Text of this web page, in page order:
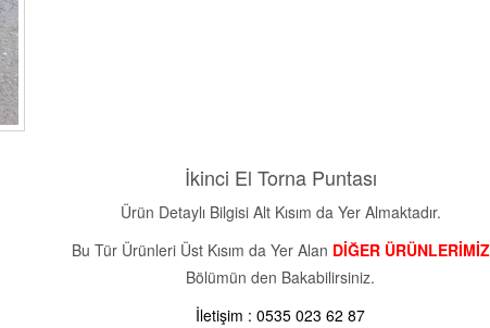
İkinci El Torna Puntası
Ürün Detaylı Bilgisi Alt Kısım da Yer Almaktadır.
Bu Tür Ürünleri Üst Kısım da Yer Alan DİĞER ÜRÜNLERİMİZ
Bölümün den Bakabilirsiniz.
İletişim : 0535 023 62 87